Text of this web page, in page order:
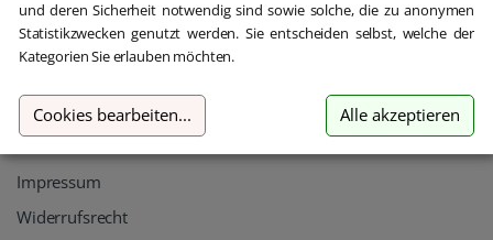
Informationen
Datenschutz
Impressum
Widerrufsrecht
und deren Sicherheit notwendig sind sowie solche, die zu anonymen
Statistikzwecken genutzt werden. Sie entscheiden selbst, welche der
Kategorien Sie erlauben möchten.
Cookies bearbeiten... Alle akzeptieren